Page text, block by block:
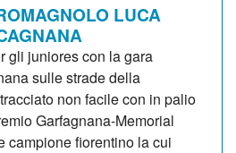
LUCA
gli juniores con la gara
sulle strade della
non facile con in palio
Garfagnana-Memorial
campione fiorentino la cui